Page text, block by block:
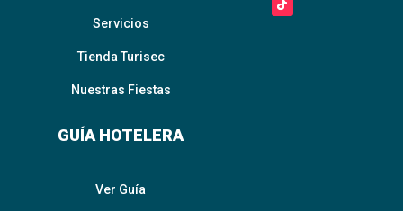
Servicios
Tienda Turisec
Nuestras Fiestas
GUÍA HOTELERA
Ver Guía